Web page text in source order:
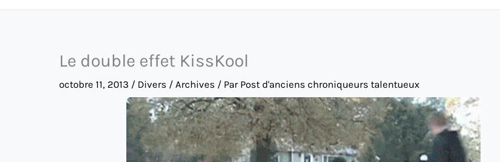
Le double effet KissKool
octobre 11, 2013 / Divers / Archives / Par Post d'anciens chroniqueurs talentueux